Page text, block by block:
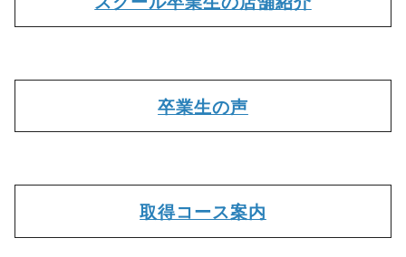
卒業生の声
取得コース案内